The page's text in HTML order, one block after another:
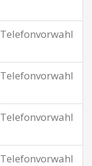
Telefonvorwahl
Telefonvorwahl
Telefonvorwahl
Telefonvorwahl